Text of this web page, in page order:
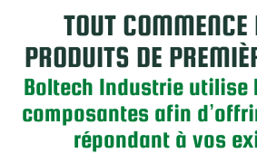
TOUT COMMENCE
PRODUITS DE
Boltech Industrie utilise
composantes afin
répondant à vos